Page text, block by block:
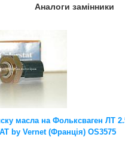
Аналоги замінники
масла на Фольксваген ЛТ
by Vernet (Франція) OS3575